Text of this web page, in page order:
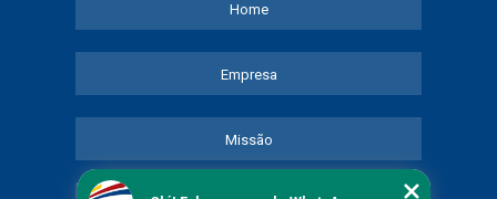
Home
Empresa
Missão